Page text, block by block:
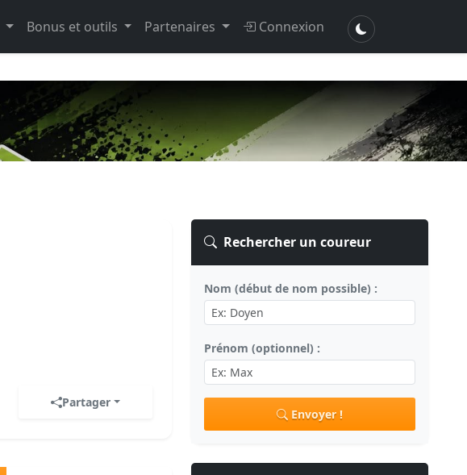
Bonus et outils Partenaires Connexion
Partager
Rechercher un coureur
Nom (début de nom possible) :
Prénom (optionnel) :
Envoyer !